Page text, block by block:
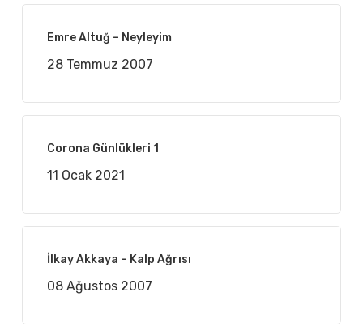
Emre Altuğ – Neyleyim
28 Temmuz 2007
Corona Günlükleri 1
11 Ocak 2021
İlkay Akkaya – Kalp Ağrısı
08 Ağustos 2007